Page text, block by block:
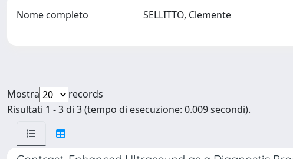
Nome completo SELLITTO, Clemente
Mostra
records
Risultati 1 - 3 di 3 (tempo di esecuzione: 0.009 secondi).